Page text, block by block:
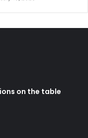
on the table